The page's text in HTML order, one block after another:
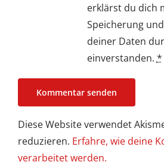
erklärst du dich
Speicherung
deiner Daten
einverstanden. *
Diese Website verwendet
reduzieren. Erfahre, wie deine
verarbeitet werden.